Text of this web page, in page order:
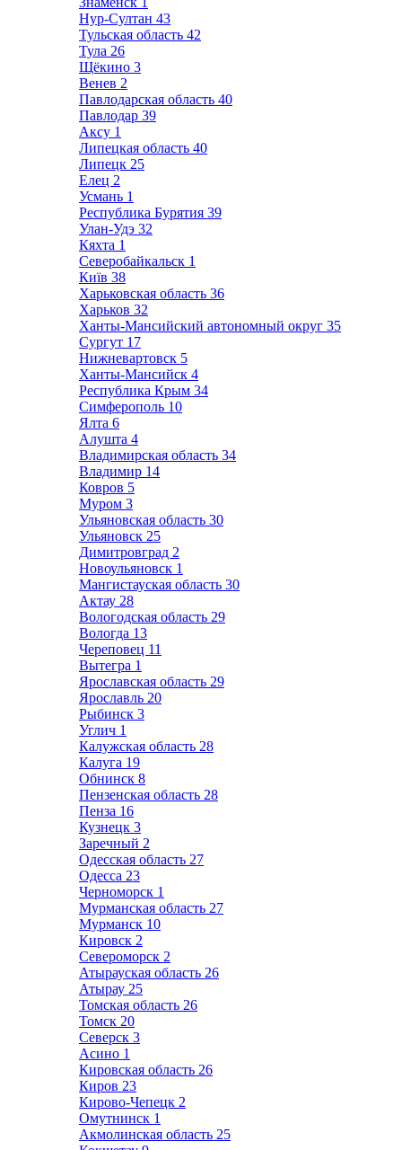
Нур-Султан 43
Тульская область 42
Тула 26
Щёкино 3
Венев 2
Павлодарская область 40
Павлодар 39
Аксу 1
Липецкая область 40
Липецк 25
Елец 2
Усмань 1
Республика Бурятия 39
Улан-Удэ 32
Кяхта 1
Северобайкальск 1
Київ 38
Харьковская область 36
Харьков 32
Ханты-Мансийский автономный округ 35
Сургут 17
Нижневартовск 5
Ханты-Мансийск 4
Республика Крым 34
Симферополь 10
Ялта 6
Алушта 4
Владимирская область 34
Владимир 14
Ковров 5
Муром 3
Ульяновская область 30
Ульяновск 25
Димитровград 2
Новоульяновск 1
Мангистауская область 30
Актау 28
Вологодская область 29
Вологда 13
Череповец 11
Вытегра 1
Ярославская область 29
Ярославль 20
Рыбинск 3
Углич 1
Калужская область 28
Калуга 19
Обнинск 8
Пензенская область 28
Пенза 16
Кузнецк 3
Заречный 2
Одесская область 27
Одесса 23
Черноморск 1
Мурманская область 27
Мурманск 10
Кировск 2
Североморск 2
Атырауская область 26
Атырау 25
Томская область 26
Томск 20
Северск 3
Асино 1
Кировская область 26
Киров 23
Кирово-Чепецк 2
Омутнинск 1
Акмолинская область 25